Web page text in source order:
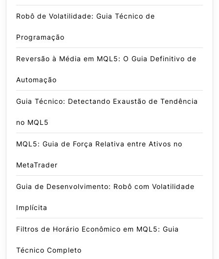
Robô de Volatilidade: Guia Técnico de
Programação
Reversão à Média em MQL5: O Guia Definitivo de
Automação
Guia Técnico: Detectando Exaustão de Tendência
no MQL5
MQL5: Guia de Força Relativa entre Ativos no
MetaTrader
Guia de Desenvolvimento: Robô com Volatilidade
Implícita
Filtros de Horário Econômico em MQL5: Guia
Técnico Completo